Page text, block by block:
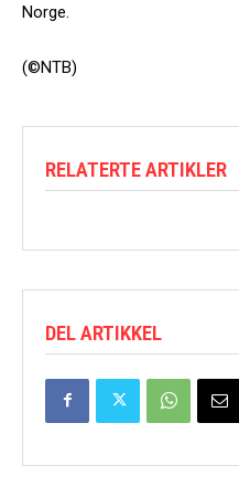
Norge.
(©NTB)
RELATERTE ARTIKLER
DEL ARTIKKEL